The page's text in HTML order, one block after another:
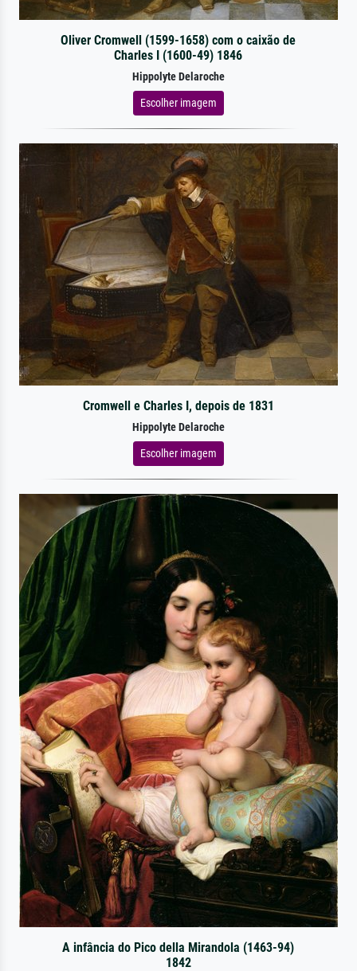
Oliver Cromwell (1599-1658) com o caixão de
Charles I (1600-49) 1846
Hippolyte Delaroche
Escolher imagem
Cromwell e Charles I, depois de 1831
Hippolyte Delaroche
Escolher imagem
A infância do Pico della Mirandola (1463-94)
1842